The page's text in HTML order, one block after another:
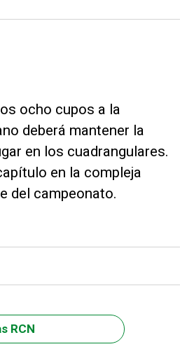
ocho cupos a la
deberá mantener la
en los cuadrangulares.
en la compleja
del campeonato.
RCN